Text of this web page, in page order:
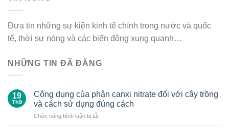
Đưa tin những sự kiện kinh tế chính trong nước và quốc
tế, thời sự nóng và các biến động xung quanh…
NHỮNG TIN ĐÃ ĐĂNG
19
Th9
Công dụng của phân canxi nitrate đối với cây trồng
và cách sử dụng đúng cách
Chức năng bình luận bị tắtở